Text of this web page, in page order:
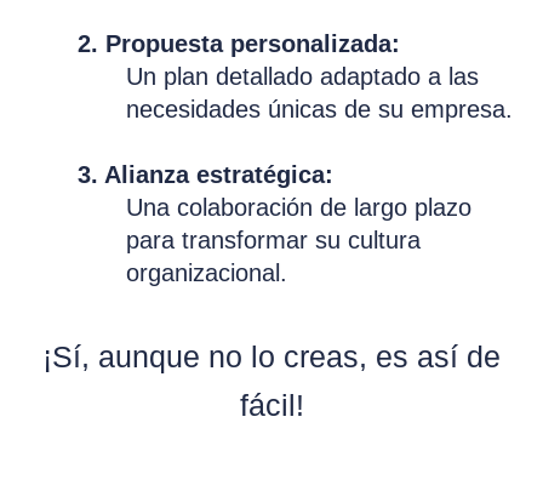
2. Propuesta personalizada:
Un plan detallado adaptado a las
necesidades únicas de su empresa.
3. Alianza estratégica:
Una colaboración de largo plazo
para transformar su cultura
organizacional.
¡Sí, aunque no lo creas, es así de
fácil!